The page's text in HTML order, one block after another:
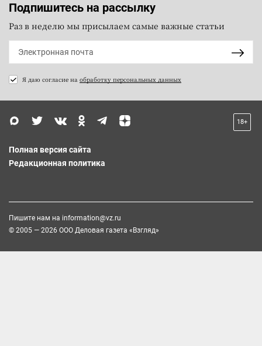
Подпишитесь на рассылку
Раз в неделю мы присылаем самые важные статьи
Я даю согласие на обработку персональных данных
18+
Полная версия сайта
Редакционная политика
Пишите нам на information@vz.ru
© 2005 — 2026 ООО Деловая газета «Взгляд»